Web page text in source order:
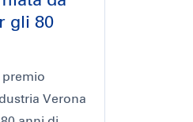
gli 80
premio
Verona